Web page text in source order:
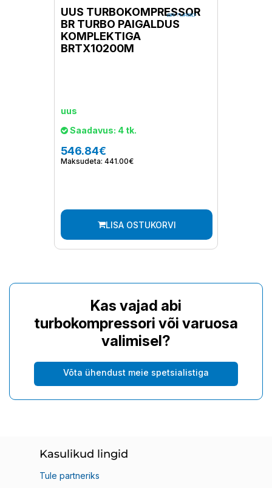
UUS TURBOKOMPRESSOR
BR TURBO PAIGALDUS
KOMPLEKTIGA
BRTX10200M
uus
Saadavus: 4 tk.
546.84€
Maksudeta: 441.00€
LISA OSTUKORVI
Kas vajad abi
turbokompressori või varuosa
valimisel?
Võta ühendust meie spetsialistiga
Kasulikud lingid
Tule partneriks